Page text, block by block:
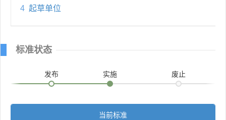
4 起草单位
标准状态
发布 实施 废止
当前标准